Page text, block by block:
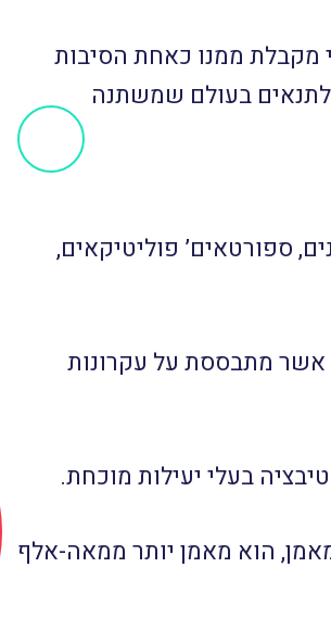
מקבלת ממנו כאחת הסיבות
לתנאים בעולם שמשתנה
ספורטאים’ פוליטיקאים,
אשר מתבססת על עקרונות
הוא מאמן יותר ממאה-אלף